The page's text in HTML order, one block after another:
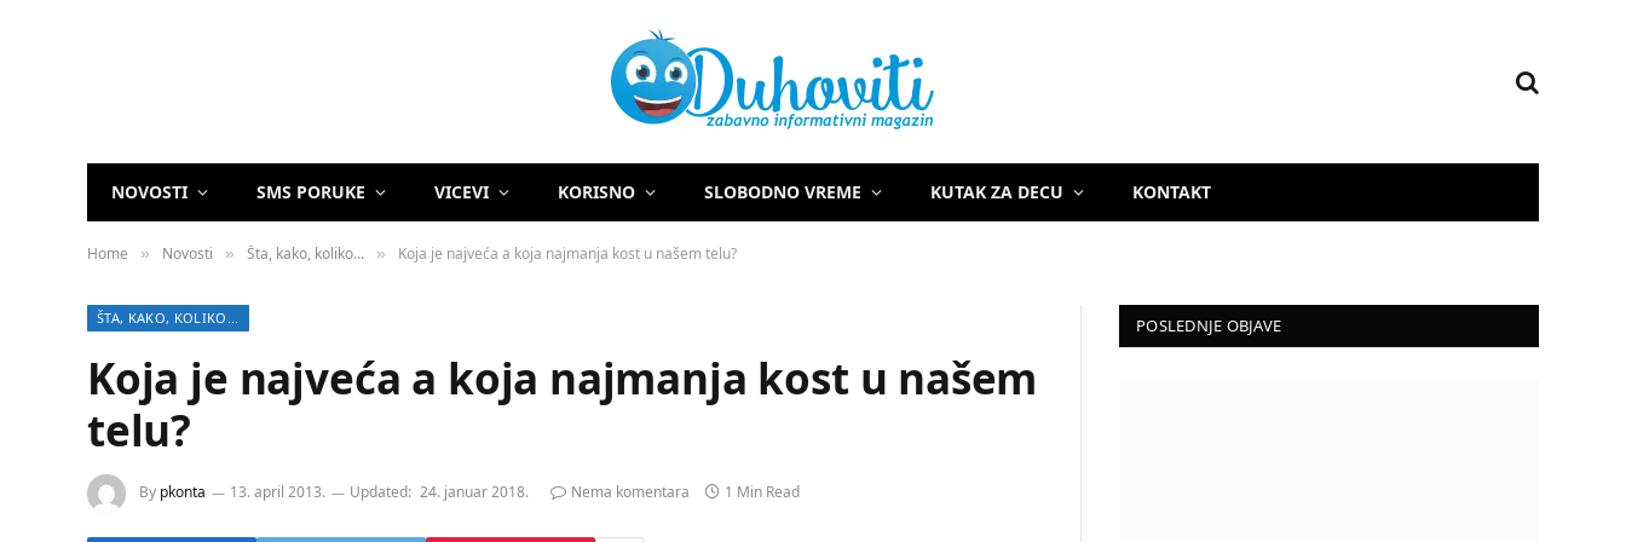
NOVOSTI SMS PORUKE VICEVI KORISNO SLOBODNO VREME KUTAK ZA DECU KONTAKT
Home » Novosti » Šta, kako, koliko... » Koja je najveća a koja najmanja kost u našem telu?
ŠTA, KAKO, KOLIKO...
Koja je najveća a koja najmanja kost u našem
telu?
By pkonta 13. april 2013. Updated: 24. januar 2018. Nema komentara 1 Min Read
POSLEDNJE OBJAVE